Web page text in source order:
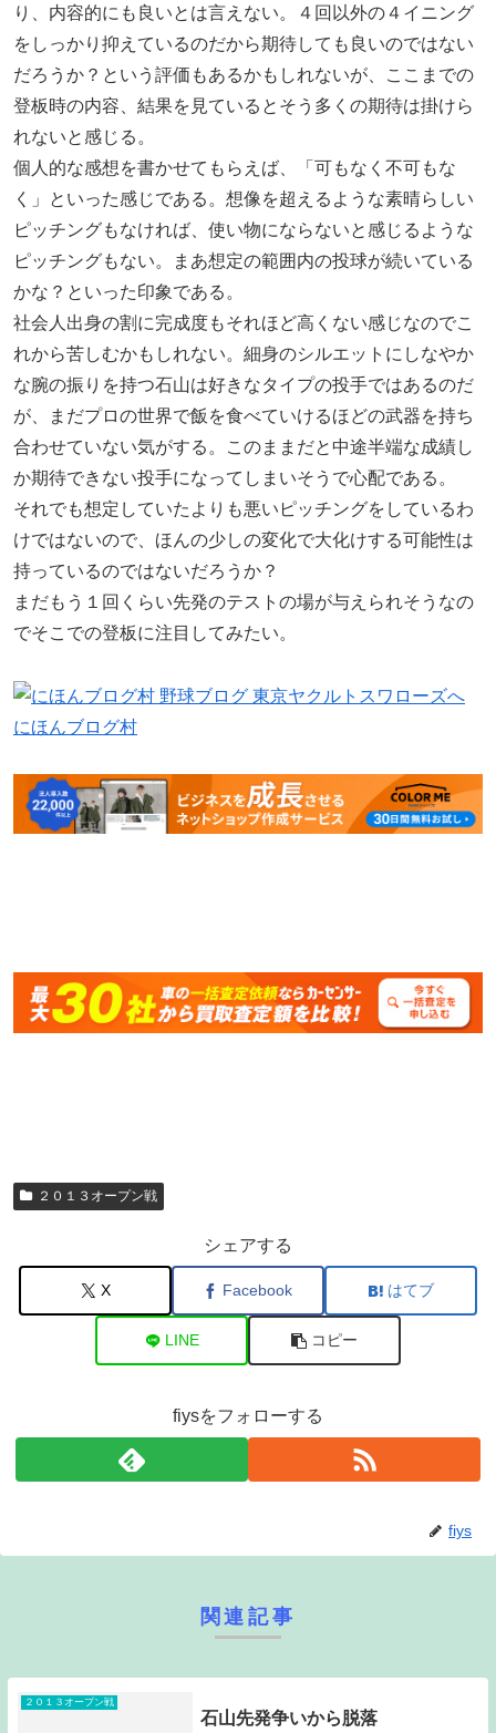
り、内容的にも良いとは言えない。４回以外の４イニング
をしっかり抑えているのだから期待しても良いのではない
だろうか？という評価もあるかもしれないが、ここまでの
登板時の内容、結果を見ているとそう多くの期待は掛けら
れないと感じる。
個人的な感想を書かせてもらえば、「可もなく不可もな
く」といった感じである。想像を超えるような素晴らしい
ピッチングもなければ、使い物にならないと感じるような
ピッチングもない。まあ想定の範囲内の投球が続いている
かな？といった印象である。
社会人出身の割に完成度もそれほど高くない感じなのでこ
れから苦しむかもしれない。細身のシルエットにしなやか
な腕の振りを持つ石山は好きなタイプの投手ではあるのだ
が、まだプロの世界で飯を食べていけるほどの武器を持ち
合わせていない気がする。このままだと中途半端な成績し
か期待できない投手になってしまいそうで心配である。
それでも想定していたよりも悪いピッチングをしているわ
けではないので、ほんの少しの変化で大化けする可能性は
持っているのではないだろうか？
まだもう１回くらい先発のテストの場が与えられそうなの
でそこでの登板に注目してみたい。
にほんブログ村
２０１３オープン戦
シェアする
X Facebook はてブ
LINE コピー
fiysをフォローする
fiys
関連記事
２０１３オープン戦
石山先発争いから脱落